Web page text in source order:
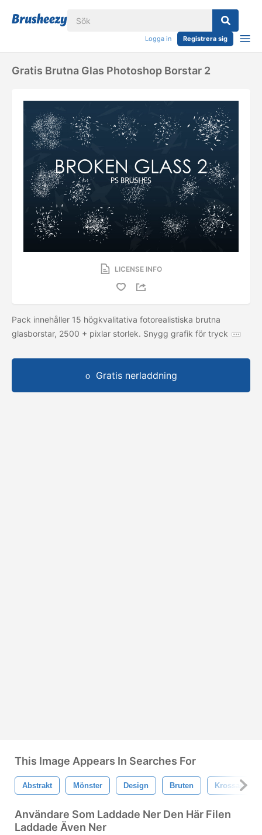
Logga in Registrera sig
Gratis Brutna Glas Photoshop Borstar 2
LICENSE INFO
Pack innehåller 15 högkvalitativa fotorealistiska brutna
glasborstar, 2500 + pixlar storlek. Snygg grafik för tryck
Gratis nerladdning
This Image Appears In Searches For
Abstrakt Mönster Design Bruten Krossade
Användare Som Laddade Ner Den Här Filen
Laddade Även Ner